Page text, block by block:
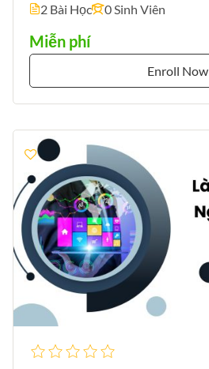
2 Bài Học
0 Sinh Viên
Miễn phí
Enroll Now